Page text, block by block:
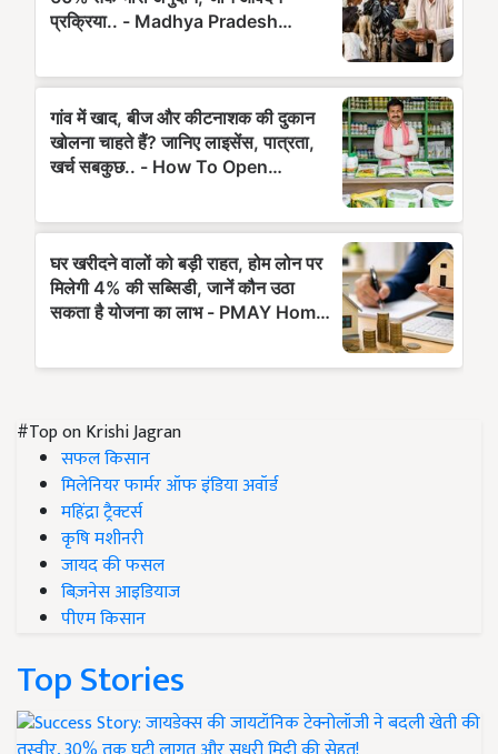
#Top on Krishi Jagran
सफल किसान
मिलेनियर फार्मर ऑफ इंडिया अवॉर्ड
महिंद्रा ट्रैक्टर्स
कृषि मशीनरी
जायद की फसल
बिज़नेस आइडियाज
पीएम किसान
Top Stories